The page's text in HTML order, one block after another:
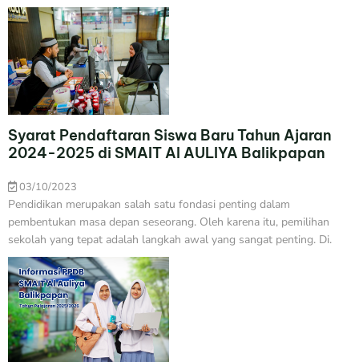
Syarat Pendaftaran Siswa Baru Tahun Ajaran
2024-2025 di SMAIT Al AULIYA Balikpapan
03/10/2023
Pendidikan merupakan salah satu fondasi penting dalam
pembentukan masa depan seseorang. Oleh karena itu, pemilihan
sekolah yang tepat adalah langkah awal yang sangat penting. Di.